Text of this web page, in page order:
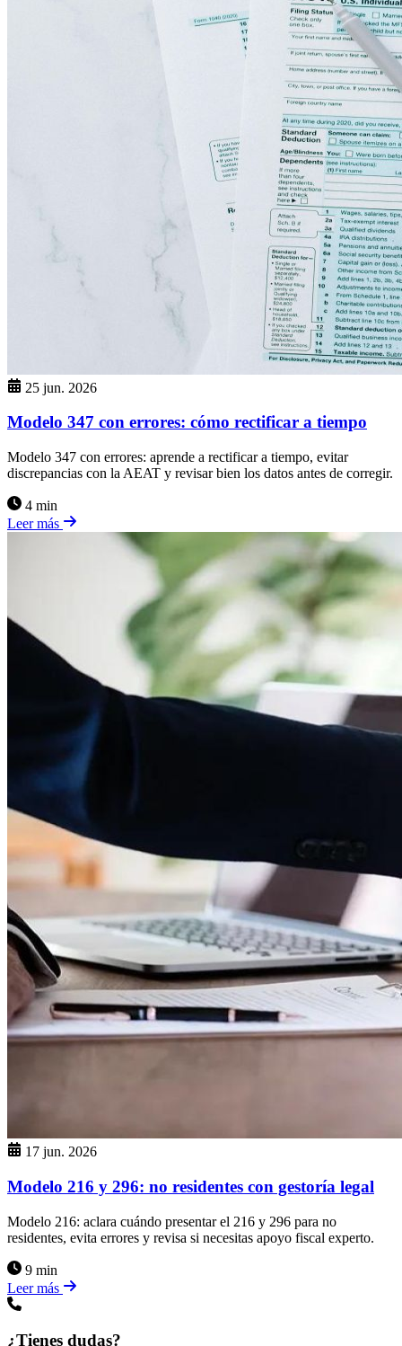
25 jun. 2026
Modelo 347 con errores: cómo rectificar a tiempo
Modelo 347 con errores: aprende a rectificar a tiempo, evitar
discrepancias con la AEAT y revisar bien los datos antes de corregir.
4 min
Leer más
17 jun. 2026
Modelo 216 y 296: no residentes con gestoría legal
Modelo 216: aclara cuándo presentar el 216 y 296 para no
residentes, evita errores y revisa si necesitas apoyo fiscal experto.
9 min
Leer más
¿Tienes dudas?